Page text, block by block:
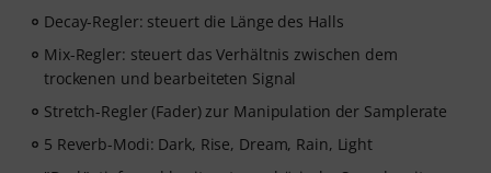
Decay-Regler: steuert die Länge des Halls
Mix-Regler: steuert das Verhältnis zwischen dem
trockenen und bearbeiteten Signal
Stretch-Regler (Fader) zur Manipulation der Samplerate
5 Reverb-Modi: Dark, Rise, Dream, Rain, Light